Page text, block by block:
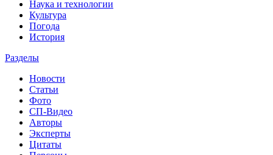
Наука и технологии
Культура
Погода
История
Разделы
Новости
Статьи
Фото
СП-Видео
Авторы
Эксперты
Цитаты